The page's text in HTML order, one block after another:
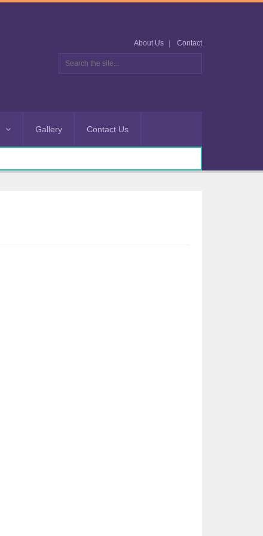
About Us Contact
Gallery Contact Us